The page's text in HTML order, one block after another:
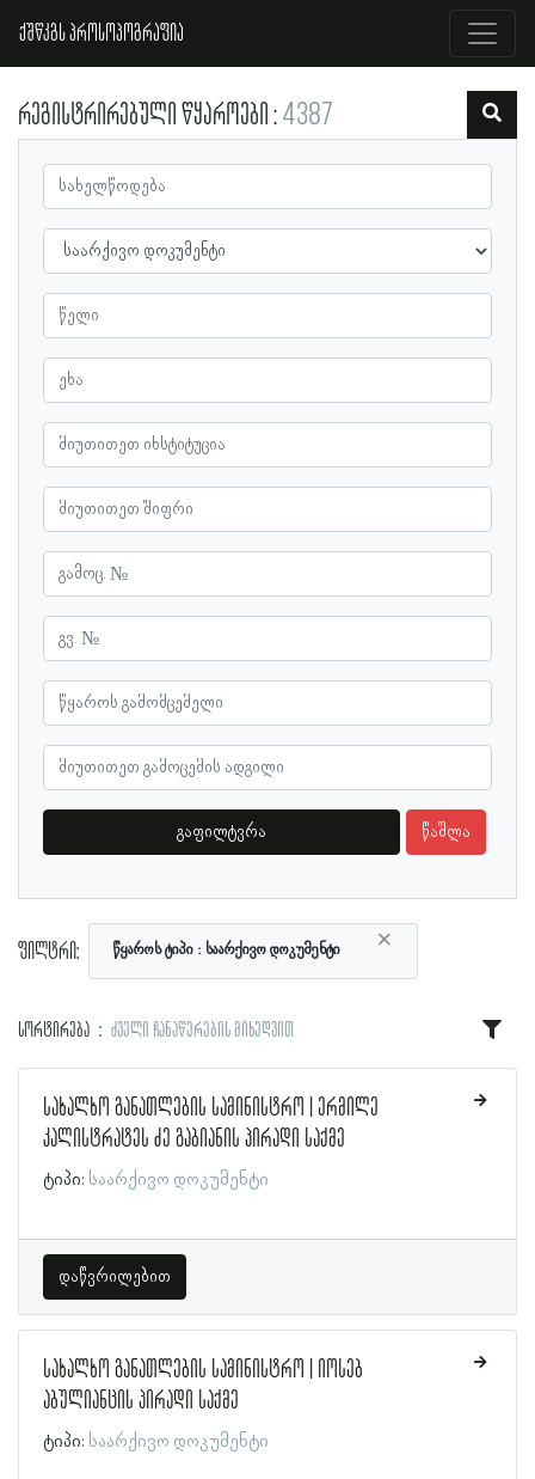
ქშწკგს პროსოპოგრაფია
რეგისტრირებული წყაროები 4387
გაფილტვრა წაშლა
ფილტრი: ×
წყაროს ტიპი საარქივო დოკუმენტი
სორტირება ძველი ჩანაწერების მიხედვით
სახალხო განათლების სამინისტრო | ერმილე
კალისტრატეს ძე გაბიანის პირადი საქმე
ტიპი: საარქივო დოკუმენტი
დაწვრილებით
სახალხო განათლების სამინისტრო | იოსებ
აბულიანცის პირადი საქმე
ტიპი: საარქივო დოკუმენტი